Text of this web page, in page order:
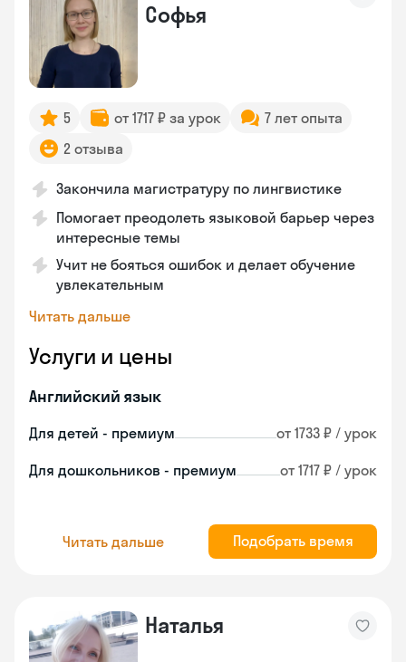
Софья
5 от 1717 ₽ за урок
7 лет опыта
2 отзыва
Закончила магистратуру по лингвистике
Помогает преодолеть языковой барьер через
интересные темы
Учит не бояться ошибок и делает обучение
увлекательным
Читать дальше
Услуги и цены
Английский язык
Для детей - премиум от 1733 ₽ / урок
Для дошкольников - премиум от 1717 ₽ / урок
Читать дальше Подобрать время
Наталья